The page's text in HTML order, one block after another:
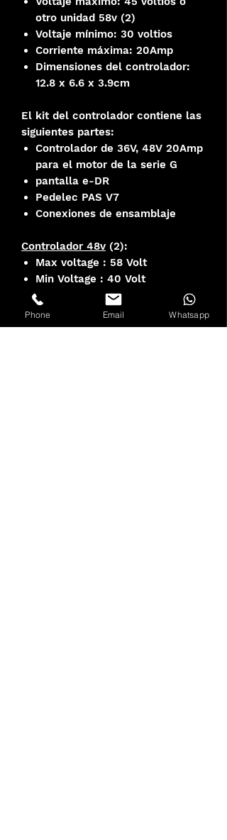
otro unidad 58v (2)
Voltaje mínimo: 30 voltios
Corriente máxima: 20Amp
Dimensiones del controlador:
12.8 x 6.6 x 3.9cm
El kit del controlador contiene las
siguientes partes:
Controlador de 36V, 48V 20Amp
para el motor de la serie G
pantalla e-DR
Pedelec PAS V7
Conexiones de ensamblaje
Controlador 48v (2):
Max voltage : 58 Volt
Min Voltage : 40 Volt
Max current : 20Amp
controller dimensions : 12.8 x
6.6 x 3.9cm
Phone Email Whatsapp